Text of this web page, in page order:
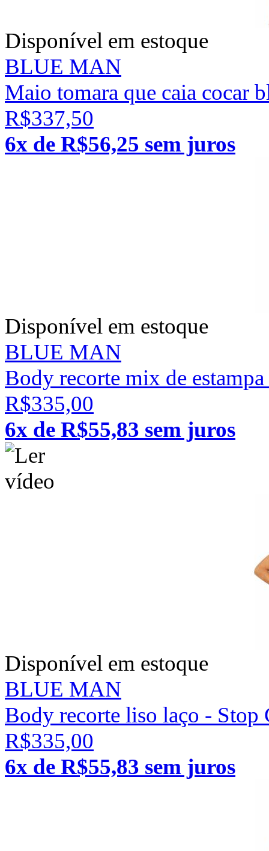
Disponível em estoque
BLUE MAN
Maio tomara que caia cocar
R$337,50
6x de R$56,25 sem juros
Disponível em estoque
BLUE MAN
Body recorte mix de
R$335,00
6x de R$55,83 sem juros
Disponível em estoque
BLUE MAN
Body recorte liso laço - Stop
R$335,00
6x de R$55,83 sem juros